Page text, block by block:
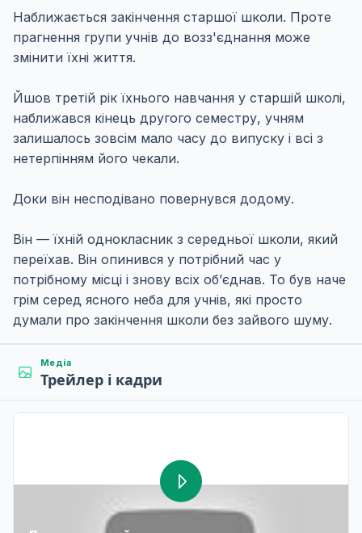
Наближається закінчення старшої школи. Проте
прагнення групи учнів до возз'єднання може
змінити їхні життя.
Йшов третій рік їхнього навчання у старшій школі,
наближався кінець другого семестру, учням
залишалось зовсім мало часу до випуску і всі з
нетерпінням його чекали.
Доки він несподівано повернувся додому.
Він — їхній однокласник з середньої школи, який
переїхав. Він опинився у потрібний час у
потрібному місці і знову всіх об’єднав. То був наче
грім серед ясного неба для учнів, які просто
думали про закінчення школи без зайвого шуму.
Медіа
Трейлер і кадри